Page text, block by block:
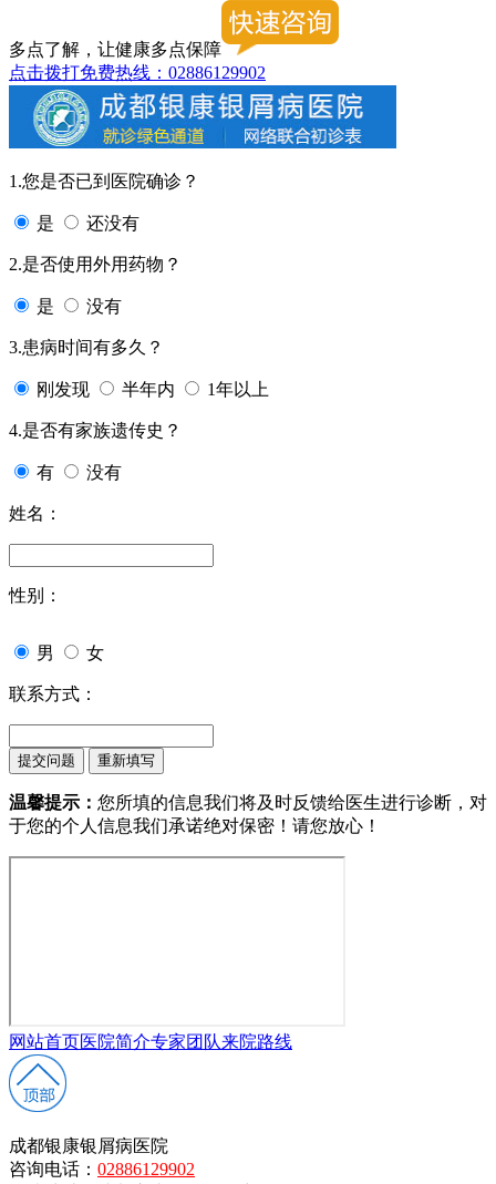
多点了解，让健康多点保障
点击拨打免费热线：02886129902
1.您是否已到医院确诊？
是 还没有
2.是否使用外用药物？
是 没有
3.患病时间有多久？
刚发现 半年内 1年以上
4.是否有家族遗传史？
有 没有
姓名：
性别：
男 女
联系方式：
温馨提示： 您所填的信息我们将及时反馈给医生进行诊断，对
于您的个人信息我们承诺绝对保密！请您放心！
网站首页医院简介专家团队来院路线
成都银康银屑病医院
咨询电话： 02886129902